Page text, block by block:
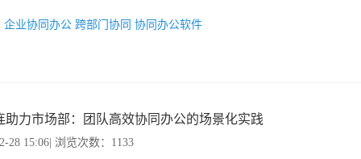
企业协同办公 跨部门协同 协同办公软件
助力市场部：团队高效协同办公的场景化实践
28 15:06 | 浏览次数：1133